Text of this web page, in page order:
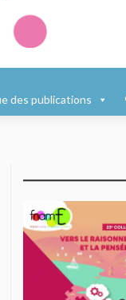
des publications